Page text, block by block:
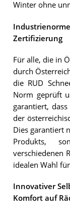
Winter ohne
Zertifizierung
Für alle, die in
durch
die RUD
Norm geprüft
garantiert,
der
Dies garantiert
Produkts,
verschiedenen
idealen Wahl
Innovativer
Komfort auf